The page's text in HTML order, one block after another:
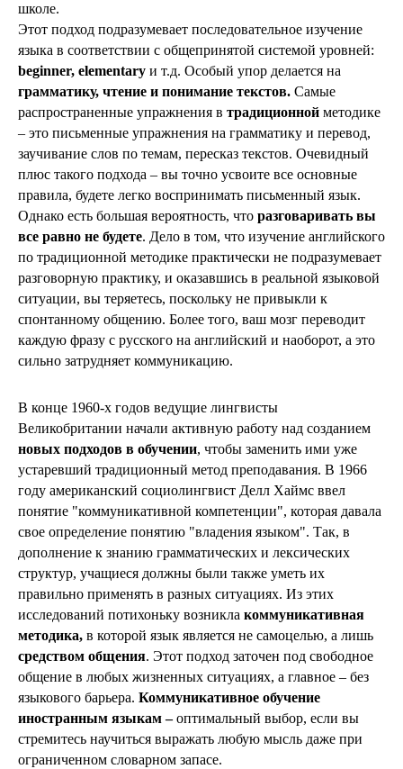
школе.
Этот подход подразумевает последовательное изучение
языка в соответствии с общепринятой системой уровней:
beginner, elementary и т.д. Особый упор делается на
грамматику, чтение и понимание текстов. Самые
распространенные упражнения в традиционной методике
– это письменные упражнения на грамматику и перевод,
заучивание слов по темам, пересказ текстов. Очевидный
плюс такого подхода – вы точно усвоите все основные
правила, будете легко воспринимать письменный язык.
Однако есть большая вероятность, что разговаривать вы
все равно не будете. Дело в том, что изучение английского
по традиционной методике практически не подразумевает
разговорную практику, и оказавшись в реальной языковой
ситуации, вы теряетесь, поскольку не привыкли к
спонтанному общению. Более того, ваш мозг переводит
каждую фразу с русского на английский и наоборот, а это
сильно затрудняет коммуникацию.
В конце 1960-х годов ведущие лингвисты
Великобритании начали активную работу над созданием
новых подходов в обучении, чтобы заменить ими уже
устаревший традиционный метод преподавания. В 1966
году американский социолингвист Делл Хаймс ввел
понятие "коммуникативной компетенции", которая давала
свое определение понятию "владения языком". Так, в
дополнение к знанию грамматических и лексических
структур, учащиеся должны были также уметь их
правильно применять в разных ситуациях. Из этих
исследований потихоньку возникла коммуникативная
методика, в которой язык является не самоцелью, а лишь
средством общения. Этот подход заточен под свободное
общение в любых жизненных ситуациях, а главное – без
языкового барьера. Коммуникативное обучение
иностранным языкам –оптимальный выбор, если вы
стремитесь научиться выражать любую мысль даже при
ограниченном словарном запасе.